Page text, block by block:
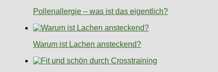
Pollenallergie – was ist das eigentlich?
Warum ist Lachen ansteckend?